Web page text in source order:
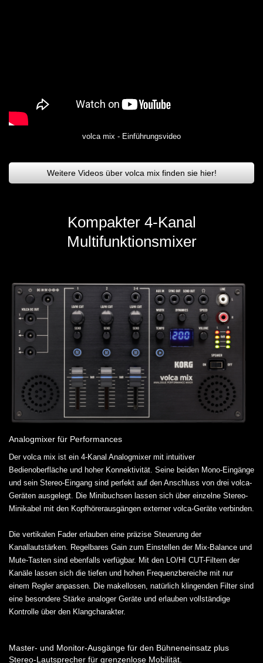
volca mix - Einführungsvideo
Weitere Videos über volca mix finden sie hier!
Kompakter 4-Kanal
Multifunktionsmixer
Analogmixer für Performances
Der volca mix ist ein 4-Kanal Analogmixer mit intuitiver
Bedienoberfläche und hoher Konnektivität. Seine beiden Mono-Eingänge
und sein Stereo-Eingang sind perfekt auf den Anschluss von drei volca-
Geräten ausgelegt. Die Minibuchsen lassen sich über einzelne Stereo-
Minikabel mit den Kopfhörerausgängen externer volca-Geräte verbinden.
Die vertikalen Fader erlauben eine präzise Steuerung der
Kanallautstärken. Regelbares Gain zum Einstellen der Mix-Balance und
Mute-Tasten sind ebenfalls verfügbar. Mit den LO/HI CUT-Filtern der
Kanäle lassen sich die tiefen und hohen Frequenzbereiche mit nur
einem Regler anpassen. Die makellosen, natürlich klingenden Filter sind
eine besondere Stärke analoger Geräte und erlauben vollständige
Kontrolle über den Klangcharakter.
Master- und Monitor-Ausgänge für den Bühneneinsatz plus
Stereo-Lautsprecher für grenzenlose Mobilität.